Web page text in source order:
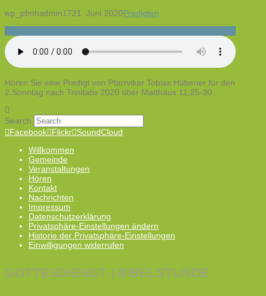
wp_pfmhadmin1721. Juni 2020Predigten
Hören Sie eine Predigt von Pfarrvikar Tobias Hübener für den
2.Sonntag nach Trinitatis 2020 über Matthäus 11,25-30.
Search
Facebook Flickr SoundCloud
Willkommen
Gemeinde
Veranstaltungen
Hören
Kontakt
Nachrichten
Impressum
Datenschutzerklärung
Privatsphäre-Einstellungen ändern
Historie der Privatsphäre-Einstellungen
Einwilligungen widerrufen
GOTTESDIENST | BIBELSTUNDE